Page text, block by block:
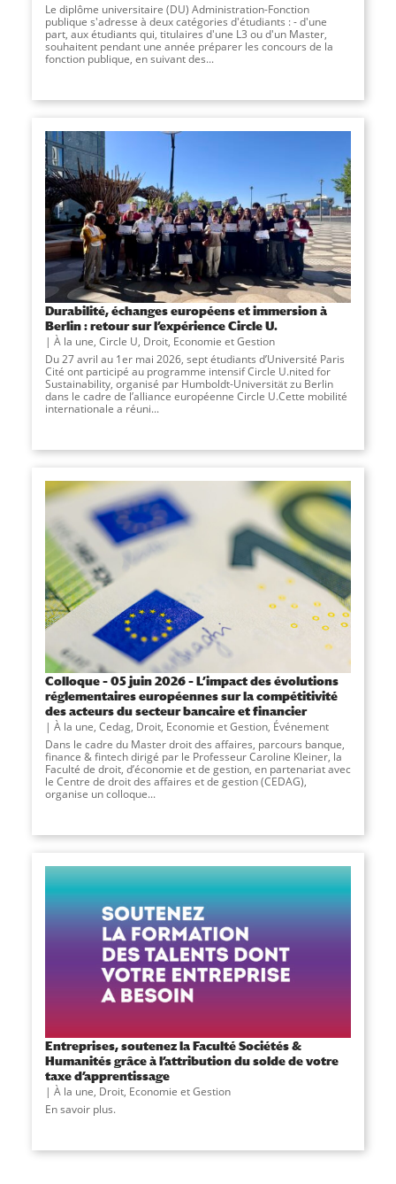
Le diplôme universitaire (DU) Administration-Fonction
publique s'adresse à deux catégories d'étudiants : - d'une
part, aux étudiants qui, titulaires d'une L3 ou d'un Master,
souhaitent pendant une année préparer les concours de la
fonction publique, en suivant des...
Durabilité, échanges européens et immersion à
Berlin : retour sur l’expérience Circle U.
À la une, Circle U, Droit, Economie et Gestion
Du 27 avril au 1er mai 2026, sept étudiants d’Université Paris
Cité ont participé au programme intensif Circle U.nited for
Sustainability, organisé par Humboldt-Universität zu Berlin
dans le cadre de l’alliance européenne Circle U.Cette mobilité
internationale a réuni...
Colloque – 05 juin 2026 – L’impact des évolutions
réglementaires européennes sur la compétitivité
des acteurs du secteur bancaire et financier
À la une, Cedag, Droit, Economie et Gestion, Événement
Dans le cadre du Master droit des affaires, parcours banque,
finance & fintech dirigé par le Professeur Caroline Kleiner, la
Faculté de droit, d’économie et de gestion, en partenariat avec
le Centre de droit des affaires et de gestion (CEDAG),
organise un colloque...
Entreprises, soutenez la Faculté Sociétés &
Humanités grâce à l’attribution du solde de votre
taxe d’apprentissage
À la une, Droit, Economie et Gestion
En savoir plus.